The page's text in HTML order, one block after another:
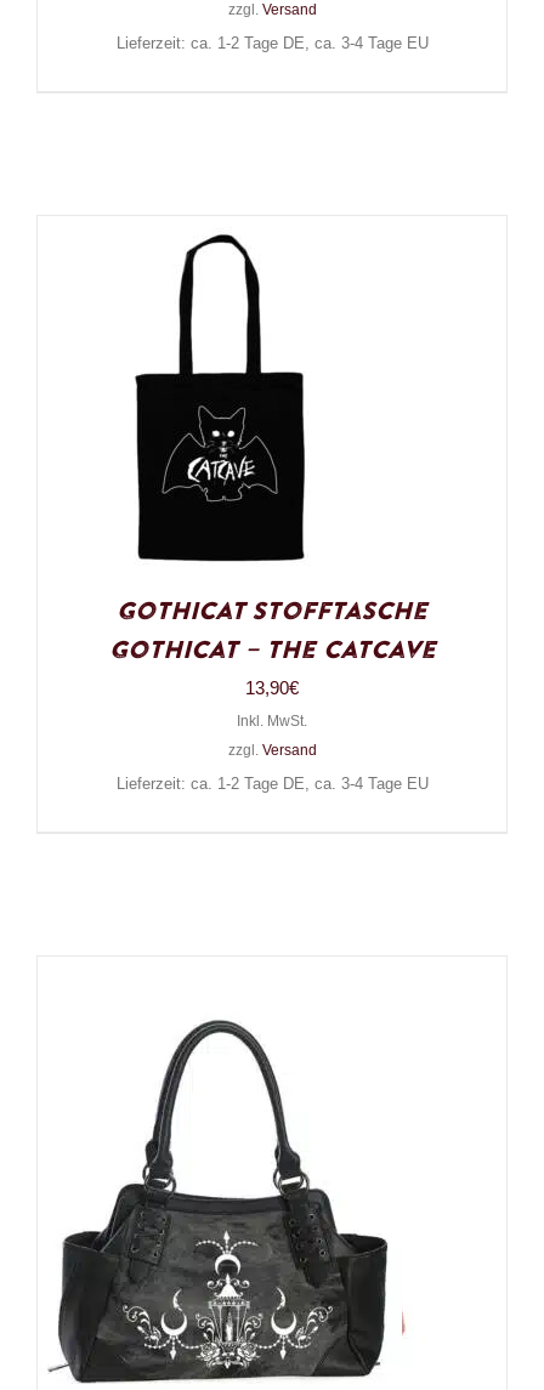
zzgl. Versand
Lieferzeit: ca. 1-2 Tage DE, ca. 3-4 Tage EU
Gothicat Stofftasche
Gothicat – The Catcave
13,90€
Inkl. MwSt.
zzgl. Versand
Lieferzeit: ca. 1-2 Tage DE, ca. 3-4 Tage EU